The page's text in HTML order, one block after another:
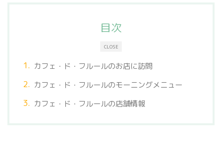
CLOSE
目次
カフェ・ド・フルールのお店に訪問
カフェ・ド・フルールのモーニングメニュー
カフェ・ド・フルールの店舗情報